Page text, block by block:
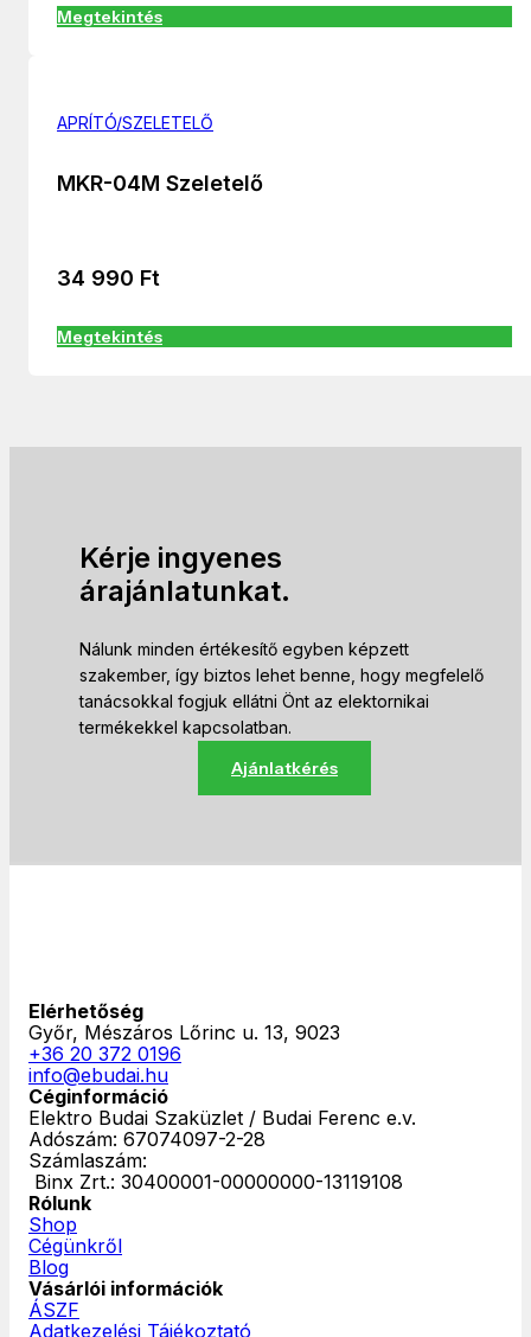
Megtekintés
APRÍTÓ/SZELETELŐ
MKR-04M Szeletelő
34 990 Ft
Megtekintés
Kérje ingyenes
árajánlatunkat.
Nálunk minden értékesítő egyben képzett
szakember, így biztos lehet benne, hogy megfelelő
tanácsokkal fogjuk ellátni Önt az elektornikai
termékekkel kapcsolatban.
Ajánlatkérés
Elérhetőség
Győr, Mészáros Lőrinc u. 13, 9023
+36 20 372 0196
info@ebudai.hu
Céginformáció
Elektro Budai Szaküzlet / Budai Ferenc e.v.
Adószám: 67074097-2-28
Számlaszám:
‎ Binx Zrt.: 30400001-00000000-13119108
Rólunk
Shop
Cégünkről
Blog
Vásárlói információk
ÁSZF
Adatkezelési Tájékoztató